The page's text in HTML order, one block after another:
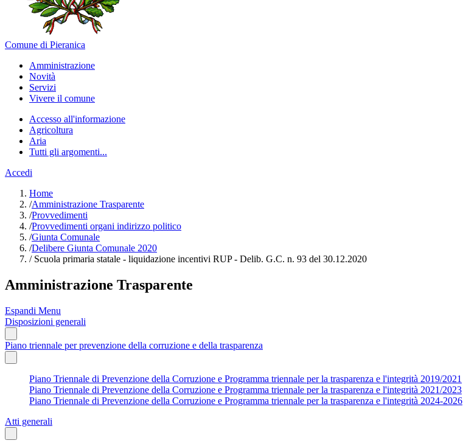
Comune di Pieranica
Amministrazione
Novità
Servizi
Vivere il comune
Accesso all'informazione
Agricoltura
Aria
Tutti gli argomenti...
Accedi
Home
/Amministrazione Trasparente
/Provvedimenti
/Provvedimenti organi indirizzo politico
/Giunta Comunale
/Delibere Giunta Comunale 2020
/Scuola primaria statale - liquidazione incentivi RUP - Delib. G.C. n. 93 del 30.12.2020
Amministrazione Trasparente
Espandi Menu
Disposizioni generali
Piano triennale per prevenzione della corruzione e della trasparenza
Piano Triennale di Prevenzione della Corruzione e Programma triennale per la trasparenza e l'integrità 2019/2021
Piano Triennale di Prevenzione della Corruzione e Programma triennale per la trasparenza e l'integrità 2021/2023
Piano Triennale di Prevenzione della Corruzione e Programma triennale per la trasparenza e l'integrità 2024-2026
Atti generali